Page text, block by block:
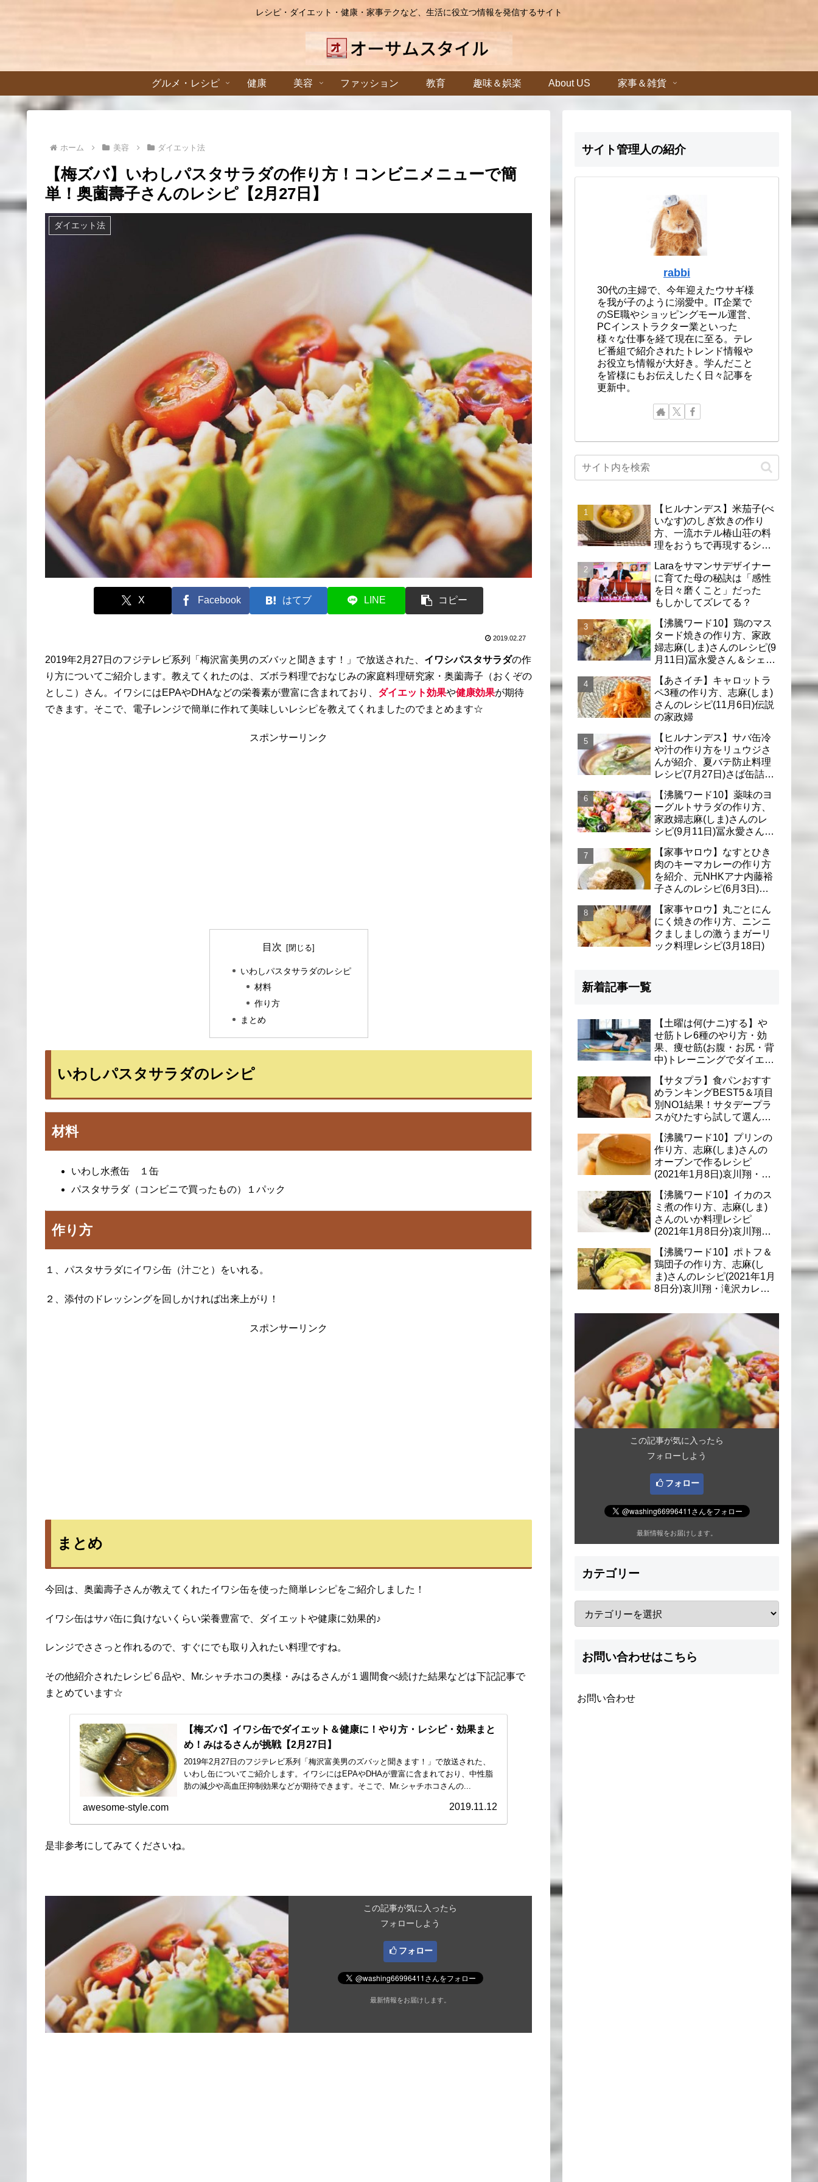
レシピ・ダイエット・健康・家事テクなど、生活に役立つ情報を発信するサイト
グルメ・レシピ 健康 美容 ファッション 教育 趣味＆娯楽 About US 家事＆雑貨
ホーム 美容 ダイエット法
【梅ズバ】いわしパスタサラダの作り方！コンビニメニューで簡
単！奥薗壽子さんのレシピ【2月27日】
ダイエット法
X Facebook はてブ LINE コピー
2019.02.27
2019年2月27日のフジテレビ系列「梅沢富美男のズバッと聞きます！」で放送された、 イワシパスタサラダの作
り方についてご紹介します。教えてくれたのは、ズボラ料理でおなじみの家庭料理研究家・奥薗壽子（おくぞの
としこ）さん。イワシにはEPAやDHAなどの栄養素が豊富に含まれており、 ダイエット効果や健康効果が期待
できます。そこで、電子レンジで簡単に作れて美味しいレシピを教えてくれましたのでまとめます☆
スポンサーリンク
目次
いわしパスタサラダのレシピ
材料
作り方
まとめ
いわしパスタサラダのレシピ
材料
いわし水煮缶 １缶
パスタサラダ（コンビニで買ったもの）１パック
作り方
１、パスタサラダにイワシ缶（汁ごと）をいれる。
２、添付のドレッシングを回しかければ出来上がり！
スポンサーリンク
まとめ
今回は、奥薗壽子さんが教えてくれたイワシ缶を使った簡単レシピをご紹介しました！
イワシ缶はサバ缶に負けないくらい栄養豊富で、ダイエットや健康に効果的♪
レンジでささっと作れるので、すぐにでも取り入れたい料理ですね。
その他紹介されたレシピ６品や、Mr.シャチホコの奥様・みはるさんが１週間食べ続けた結果などは下記記事で
まとめています☆
【梅ズバ】イワシ缶でダイエット＆健康に！やり方・レシピ・効果まと
め！みはるさんが挑戦【2月27日】
2019年2月27日のフジテレビ系列「梅沢富美男のズバッと聞きます！」で放送された、
いわし缶についてご紹介します。イワシにはEPAやDHAが豊富に含まれており、中性脂
肪の減少や高血圧抑制効果などが期待できます。そこで、Mr.シャチホコさんの...
awesome-style.com 2019.11.12
是非参考にしてみてくださいね。
この記事が気に入ったら
フォローしよう
フォロー
最新情報をお届けします。
サイト管理人の紹介
rabbi
30代の主婦で、今年迎えたウサギ様
を我が子のように溺愛中。IT企業で
のSE職やショッピングモール運営、
PCインストラクター業といった
様々な仕事を経て現在に至る。テレ
ビ番組で紹介されたトレンド情報や
お役立ち情報が大好き。学んだこと
を皆様にもお伝えしたく日々記事を
更新中。
【ヒルナンデス】米茄子(べ
いなす)のしぎ炊きの作り
方、一流ホテル椿山荘の料
理をおうちで再現するシェ
Laraをサマンサデザイナー
に育てた母の秘訣は「感性
を日々磨くこと」だった
もしかしてズレてる？
【沸騰ワード10】鶏のマス
タード焼きの作り方、家政
婦志麻(しま)さんのレシピ(9
月11日)冨永愛さん＆シェリ
【あさイチ】キャロットラ
ペ3種の作り方、志麻(しま)
さんのレシピ(11月6日)伝説
の家政婦
【ヒルナンデス】サバ缶冷
や汁の作り方をリュウジさ
んが紹介、夏バテ防止料理
レシピ(7月27日)さば缶詰で
【沸騰ワード10】薬味のヨ
ーグルトサラダの作り方、
家政婦志麻(しま)さんのレ
シピ(9月11日)冨永愛さん＆
【家事ヤロウ】なすとひき
肉のキーマカレーの作り方
を紹介、元NHKアナ内藤裕
子さんのレシピ(6月3日)リ
【家事ヤロウ】丸ごとにん
にく焼きの作り方、ニンニ
クましましの激うまガーリ
ック料理レシピ(3月18日)
新着記事一覧
【土曜は何(ナニ)する】や
せ筋トレ6種のやり方・効
果、痩せ筋(お腹・お尻・背
中)トレーニングでダイエッ
【サタプラ】食パンおすす
めランキングBEST5＆項目
別NO1結果！サタデープラ
スがひたすら試して選んだ
【沸騰ワード10】プリンの
作り方、志麻(しま)さんの
オーブンで作るレシピ
(2021年1月8日)哀川翔・滝
理
【沸騰ワード10】イカのス
ミ煮の作り方、志麻(しま)
さんのいか料理レシピ
(2021年1月8日分)哀川翔・
【沸騰ワード10】ポトフ＆
鶏団子の作り方、志麻(し
ま)さんのレシピ(2021年1月
8日分)哀川翔・滝沢カレ
この記事が気に入ったら
フォローしよう
フォロー
最新情報をお届けします。
カテゴリー
お問い合わせはこちら
お問い合わせ